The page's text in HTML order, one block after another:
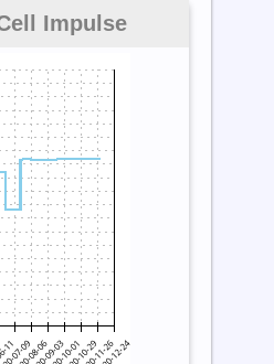
Impulse